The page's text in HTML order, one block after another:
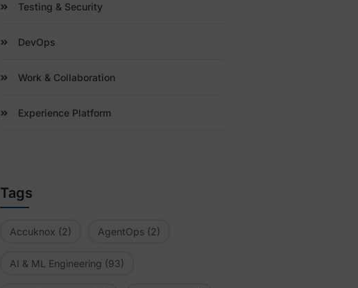
Testing & Security
DevOps
Work & Collaboration
Experience Platform
Tags
Accuknox (2) AgentOps (2)
AI & ML Engineering (93)